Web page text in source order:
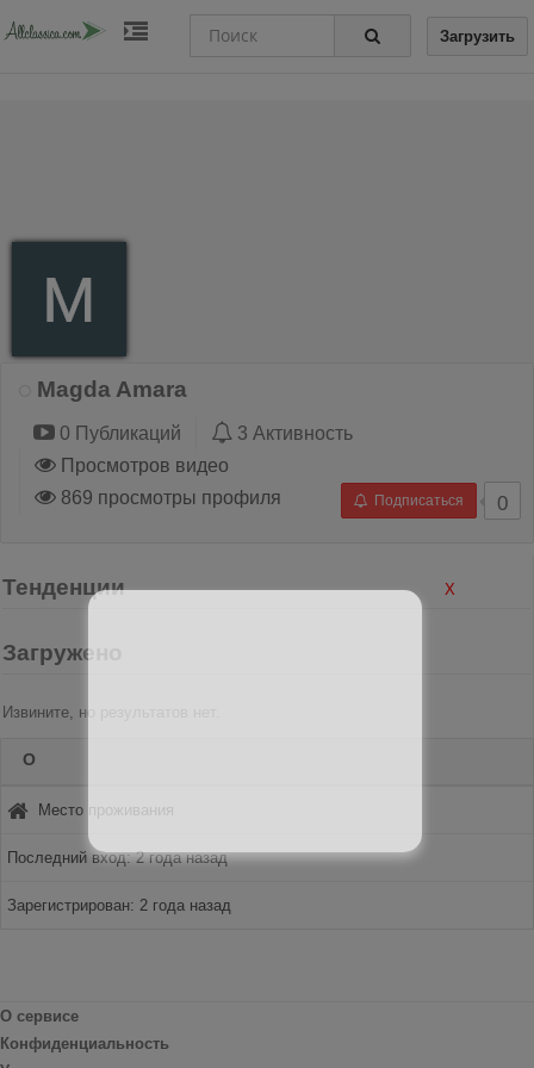
Загрузить
Magda Amara
0 Публикаций
3 Активность
Просмотров видео
869 просмотры профиля
Подписаться 0
Тенденции
Загружено
Извините, но результатов нет.
О
Место проживания
Последний вход: 2 года назад
Зарегистрирован: 2 года назад
О сервисе
Конфиденциальность
X